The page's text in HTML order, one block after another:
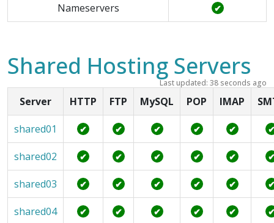
Nameservers ✔
Shared Hosting Servers
Last updated: 38 seconds ago
Server HTTP FTP MySQL POP IMAP
shared01 ✔ ✔ ✔ ✔ ✔
shared02 ✔ ✔ ✔ ✔ ✔
shared03 ✔ ✔ ✔ ✔ ✔
shared04 ✔ ✔ ✔ ✔ ✔